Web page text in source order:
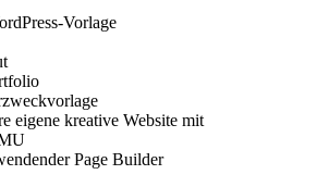
Vorlage
eigene kreative Website mit
Page Builder